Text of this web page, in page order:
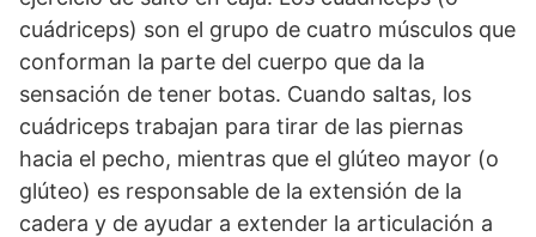
cuádriceps) son el grupo de cuatro músculos que
conforman la parte del cuerpo que da la
sensación de tener botas. Cuando saltas, los
cuádriceps trabajan para tirar de las piernas
hacia el pecho, mientras que el glúteo mayor (o
glúteo) es responsable de la extensión de la
cadera y de ayudar a extender la articulación a